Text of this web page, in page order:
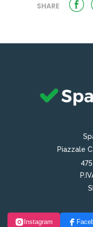
SHARE
Piazzale
Instagram